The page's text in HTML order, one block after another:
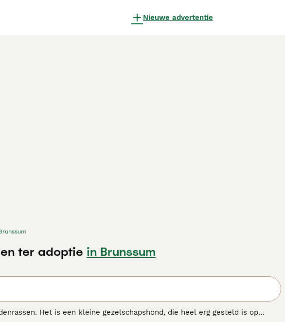
Nieuwe advertentie
ter adoptie in Brunssum
Het is een kleine gezelschapshond, die heel erg gesteld is op